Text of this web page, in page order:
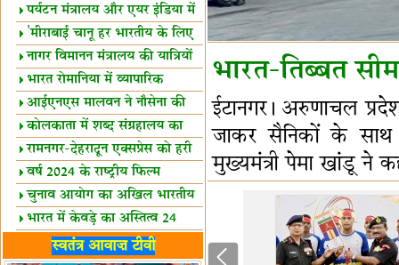
उत्कृष्टता पुरस्कार
पर्यटन मंत्रालय और एयर इंडिया में
समझौता
'मीराबाई चानू हर भारतीय के लिए
प्रेरणा'
नागर विमानन मंत्रालय की यात्रियों
को सलाह
भारत रोमानिया में व्यापारिक
साझेदारियां
आईएनएस मालवन ने नौसेना की
ताकत बढ़ाई
कोलकाता में शब्द संग्रहालय का
उद्घाटन
रामनगर-देहरादून एक्सप्रेस को हरी
झंडीवर्ष 2024 के राष्ट्रीय फिल्म
पुरस्कारों की घोषणा
चुनाव आयोग का अखिल भारतीय
मीडिया सम्मेलन
भारत में केवड़े का अस्तित्‍व 24
लाख वर्ष!
लखनऊ में 'एक राष्ट्र एक चुनाव'
स्वतंत्र आवाज़ टीवी
भारत-तिब्बत
ईटानगर। अरुणाचल
जाकर सैनिकों के साथ
मुख्यमंत्री पेमा खांडू ने